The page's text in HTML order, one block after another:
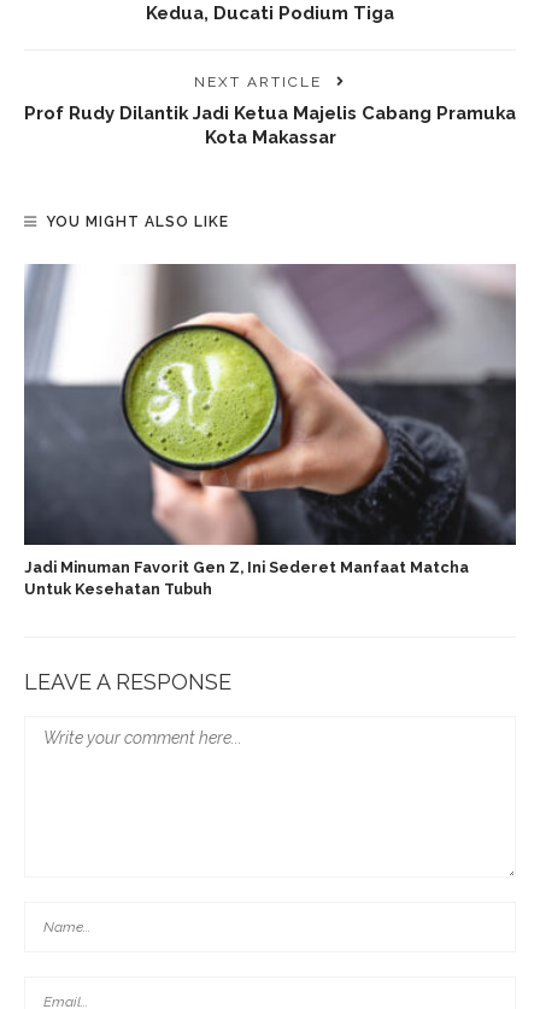
Kedua, Ducati Podium Tiga
NEXT ARTICLE
Prof Rudy Dilantik Jadi Ketua Majelis Cabang Pramuka
Kota Makassar
YOU MIGHT ALSO LIKE
Jadi Minuman Favorit Gen Z, Ini Sederet Manfaat Matcha
Untuk Kesehatan Tubuh
LEAVE A RESPONSE